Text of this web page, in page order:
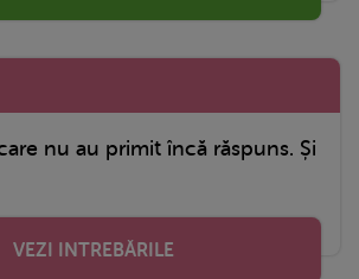
nu au primit încă răspuns. Și
VEZI INTREBĂRILE